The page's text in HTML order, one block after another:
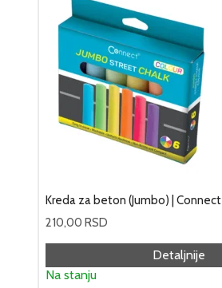
Kreda za beton (Jumbo) | Connect
210,00 RSD
Detaljnije
Na stanju